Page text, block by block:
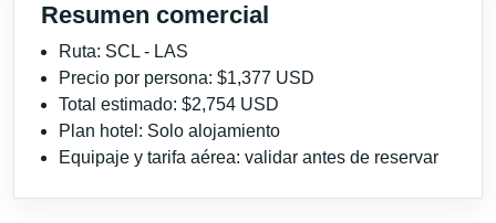
Resumen comercial
Ruta: SCL - LAS
Precio por persona: $1,377 USD
Total estimado: $2,754 USD
Plan hotel: Solo alojamiento
Equipaje y tarifa aérea: validar antes de reservar